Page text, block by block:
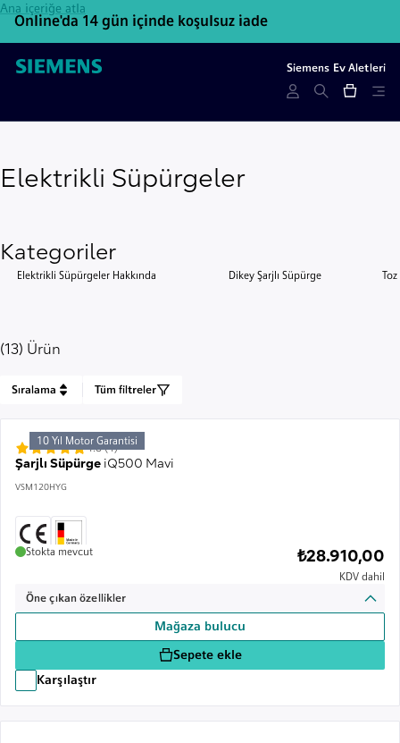
Ana içeriğe atla
Online'da 14 gün içinde koşulsuz iade
Siemens Ev Aletleri
Elektrikli Süpürgeler
Kategoriler
Elektrikli Süpürgeler Hakkında Dikey Şarjlı Süpürge
(13) Ürün
Sıralama Tüm filtreler
Şarjlı Süpürge iQ500 Mavi
VSM120HYG
4.8 (4)
10 Yıl Motor Garantisi
Stokta mevcut ₺28.910,00
KDV dahil
Öne çıkan özellikler
Mağaza bulucu
Sepete ekle
Karşılaştır